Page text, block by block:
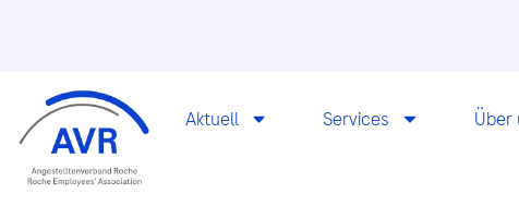
Aktuell Services Über